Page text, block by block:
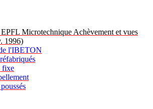
Microtechnique Achèvement et vues
1996)
l'IBETON
fixe